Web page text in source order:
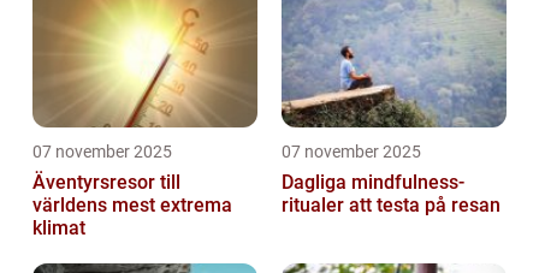
07 november 2025
Äventyrsresor till
världens mest extrema
klimat
07 november 2025
Dagliga mindfulness-
ritualer att testa på resan